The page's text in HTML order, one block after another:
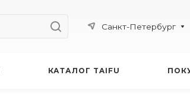
Санкт-Петербург
КАТАЛОГ TAIFU